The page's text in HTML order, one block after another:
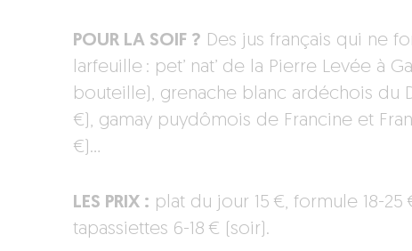
POUR LA SOIF ? Des jus français qui ne
larfeuille : pet’ nat’ de la Pierre Levée à
bouteille), grenache blanc ardéchois du
€), gamay puydômois de Francine et
€)…
LES PRIX : plat du jour 15 €, formule 18-25
tapassiettes 6-18 € (soir).